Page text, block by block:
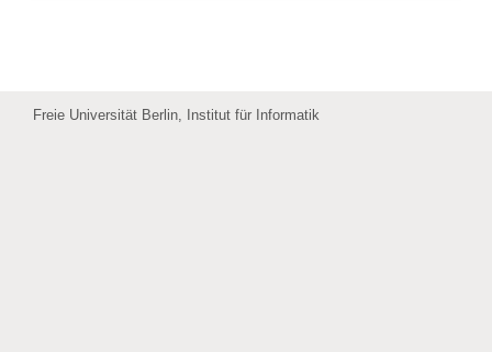
Freie Universität Berlin, Institut für Informatik